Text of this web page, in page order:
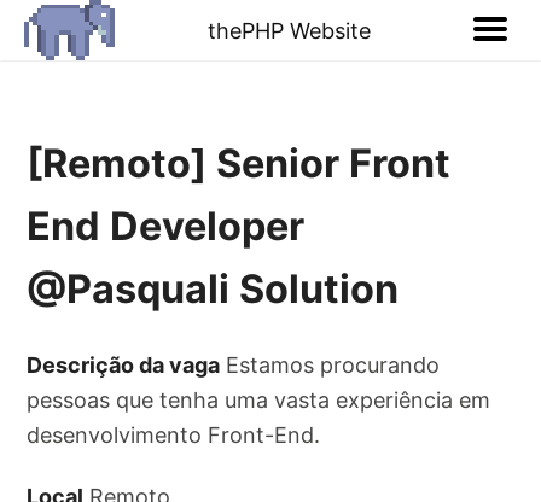
thePHP Website
[Remoto] Senior Front
End Developer
@Pasquali Solution
Descrição da vaga Estamos procurando
pessoas que tenha uma vasta experiência em
desenvolvimento Front-End.
Local Remoto